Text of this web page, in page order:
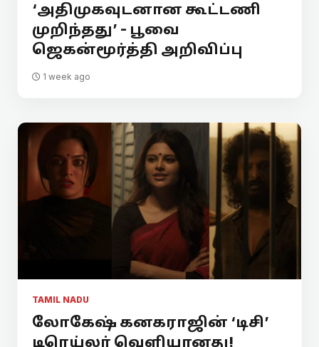
‘அதிமுகவுடனான கூட்டணி
முறிந்தது’ - பூவை
ஜெகன்மூர்த்தி அறிவிப்பு
1 week ago
TAMIL NADU
லோகேஷ் கனகராஜின் ‘டிசி’
டிரெய்லர் வெளியானது!